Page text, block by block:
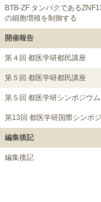
BTB-ZF タンパクである
の細胞増殖を制御する
開催報告
第４回 都医学研都民講座
第５回 都医学研都民講座
第５回 都医学研シンポジウム
第13回 都医学研国際シンポ
編集後記
編集後記